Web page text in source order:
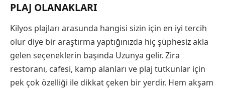
PLAJ OLANAKLARI
Kilyos plajları arasunda hangisi sizin için en iyi tercih
olur diye bir araştırma yaptığınızda hiç şüphesiz akla
gelen seçeneklerin başında Uzunya gelir. Zira
restoranı, cafesi, kamp alanları ve plaj tutkunlar için
pek çok özelliği ile dikkat çeken bir yerdir. Hem akşam